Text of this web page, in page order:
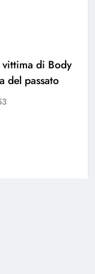
di Body
del passato